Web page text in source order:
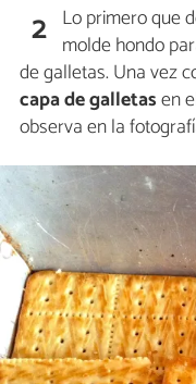
2 Lo primero que
molde hondo
de galletas. Una vez
capa de galletasen
observa en la